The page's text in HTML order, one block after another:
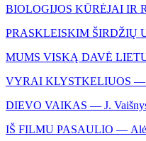
BIOLOGIJOS KŪRĖJAI IR
PRASKLEISKIM ŠIRDŽIŲ
MUMS VISKĄ DAVĖ
VYRAI KLYSTKELIUOS —
DIEVO VAIKAS — J.
IŠ FILMU PASAULIO — Alė